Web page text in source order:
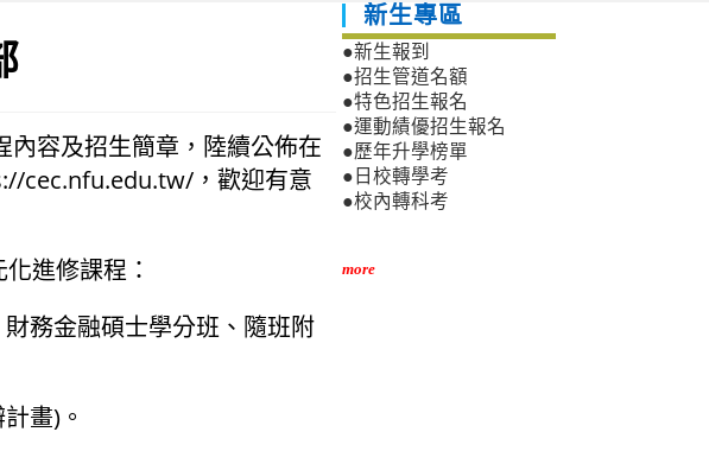
容及招生簡章，陸續公佈在
cec.nfu.edu.tw/，歡迎有意
進修課程：
務金融碩士學分班、隨班附
畫)。
新生專區
●新生報到
●招生管道名額
●特色招生報名
●運動績優招生報名
●歷年升學榜單
●日校轉學考
●校內轉科考
more